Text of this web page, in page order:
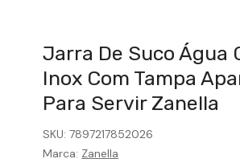
Jarra De Suco Água
Inox Com Tampa
Para Servir Zanella
Marca: Zanella
SKU: 7897217852026